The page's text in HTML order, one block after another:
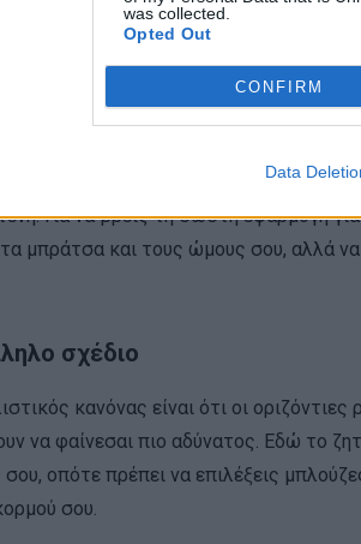
was collected.
Opted Out
CONFIRM
Data
της μπλούζας έρχονται ακριβώς
θα φαίνεται ότι το σώμα σου “γεμίζει”
εφαρμογή
εφαρμογή τονίζει τους κοιλιακούς
Για να βρεις τη σωστή εφαρμογή
μπράτσα και τους ώμους σου, αλλά να
σχέδιο
κανόνας είναι ότι οι
να φαίνεσαι πιο αδύνατος. Εδώ το
οπότε πρέπει να επιλέξεις
σου.